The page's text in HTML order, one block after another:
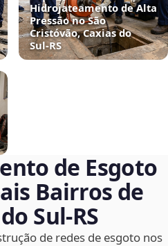
Hidrojateamento de Alta
Pressão no São
Cristóvão, Caxias do
Sul‑RS
de Esgoto
Bairros de
Sul‑RS
de redes de esgoto nos